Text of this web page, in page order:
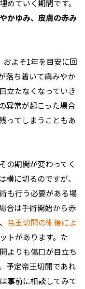
めていく期間です。
かゆみ、皮膚の赤み
よそ1年を目安に回
落ち着いて痛みやか
立たなくなっていき
異常が起こった場合
ってしまうこともあ
の期間が変わってく
横に切るのですが、
も行う必要がある場
合は手術開始から赤
帝王切開の術後によ
トがあります。た
よりも傷口が目立ち
予定帝王切開であれ
事前に相談してみて